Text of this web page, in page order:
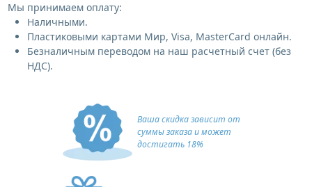
Мы принимаем оплату:
Наличными.
Пластиковыми картами Мир, Visa, MasterCard онлайн.
Безналичным переводом на наш расчетный счет (без
НДС).
Ваша скидка зависит от
суммы заказа и может
достигать 18%